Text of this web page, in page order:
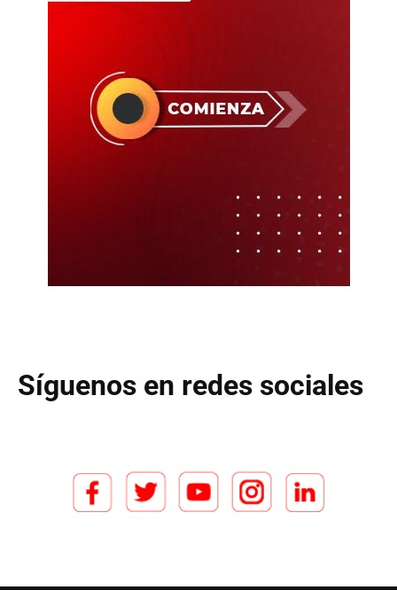
Síguenos en redes sociales